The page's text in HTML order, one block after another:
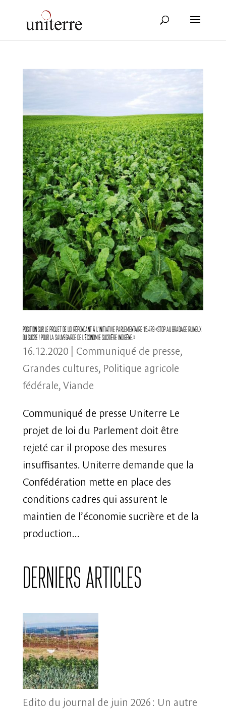
Position sur le projet de loi répondant à l’initiative parlementaire 15.479 «Stop au bradage ruineux
du sucre ! Pour la sauvegarde de l’économie sucrière indigène.»
16.12.2020| Communiqué de presse,
Grandes cultures, Politique agricole
fédérale, Viande
Communiqué de presse Uniterre Le
projet de loi du Parlement doit être
rejeté car il propose des mesures
insuffisantes. Uniterre demande que la
Confédération mette en place des
conditions cadres qui assurent le
maintien de l’économie sucrière et de la
production...
Derniers articles
Edito du journal de juin 2026 : Un autre